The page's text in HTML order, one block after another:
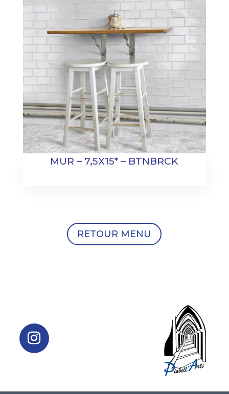
MUR – 7,5X15* – BTNBRCK
RETOUR MENU